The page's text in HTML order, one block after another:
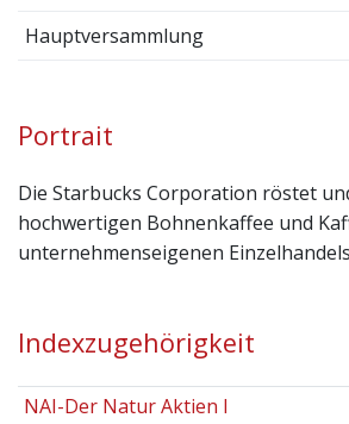
Hauptversammlung
Portrait
Die Starbucks Corporation röstet
hochwertigen Bohnenkaffee und
unternehmenseigenen
Indexzugehörigkeit
NAI-Der Natur Aktien I